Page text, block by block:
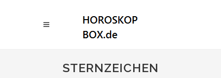
STERNZEICHEN